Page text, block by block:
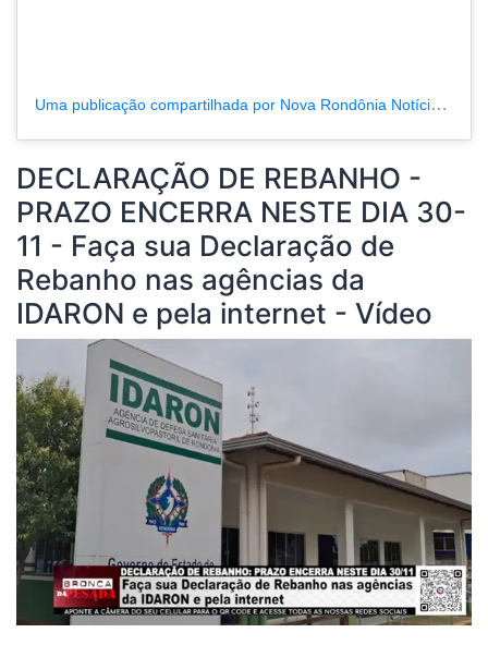
Uma publicação compartilhada por Nova Rondônia Notícias (@novarondonia)
DECLARAÇÃO DE REBANHO -
PRAZO ENCERRA NESTE DIA 30-
11 - Faça sua Declaração de
Rebanho nas agências da
IDARON e pela internet - Vídeo